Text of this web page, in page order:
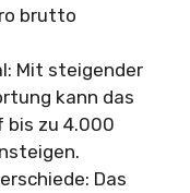
brutto
Mit steigender
kann das
bis zu 4.000
Das